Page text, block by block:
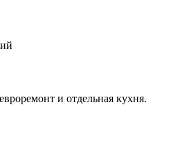
и отдельная кухня.